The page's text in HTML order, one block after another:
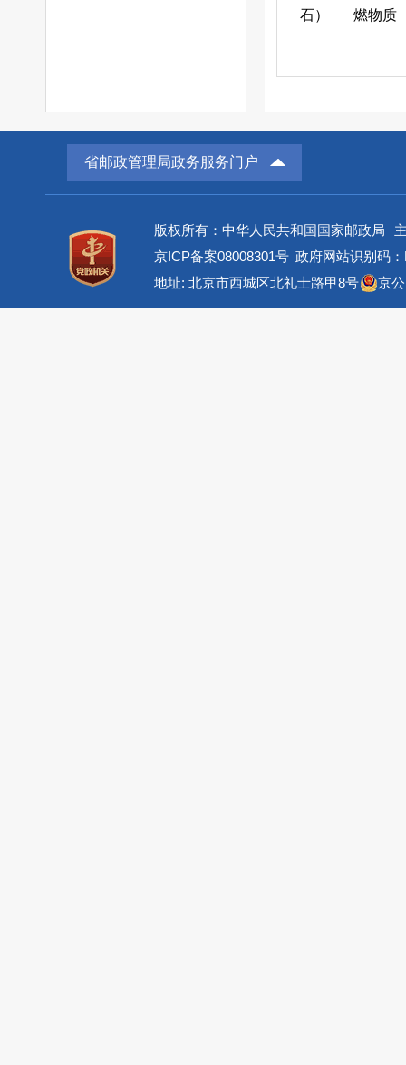
石） 燃物质
省邮政管理局政务服务门户
版权所有：中华人民共和国国家邮政局
京ICP备案08008301号 政府网站识别码
地址: 北京市西城区北礼士路甲8号
京